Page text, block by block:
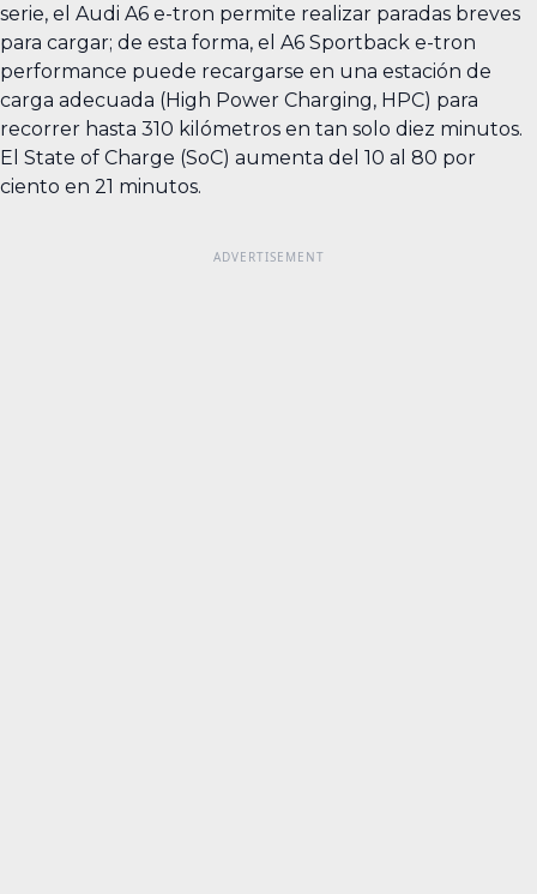
serie, el Audi A6 e-tron permite realizar paradas breves
para cargar; de esta forma, el A6 Sportback e-tron
performance puede recargarse en una estación de
carga adecuada (High Power Charging, HPC) para
recorrer hasta 310 kilómetros en tan solo diez minutos.
El State of Charge (SoC) aumenta del 10 al 80 por
ciento en 21 minutos.